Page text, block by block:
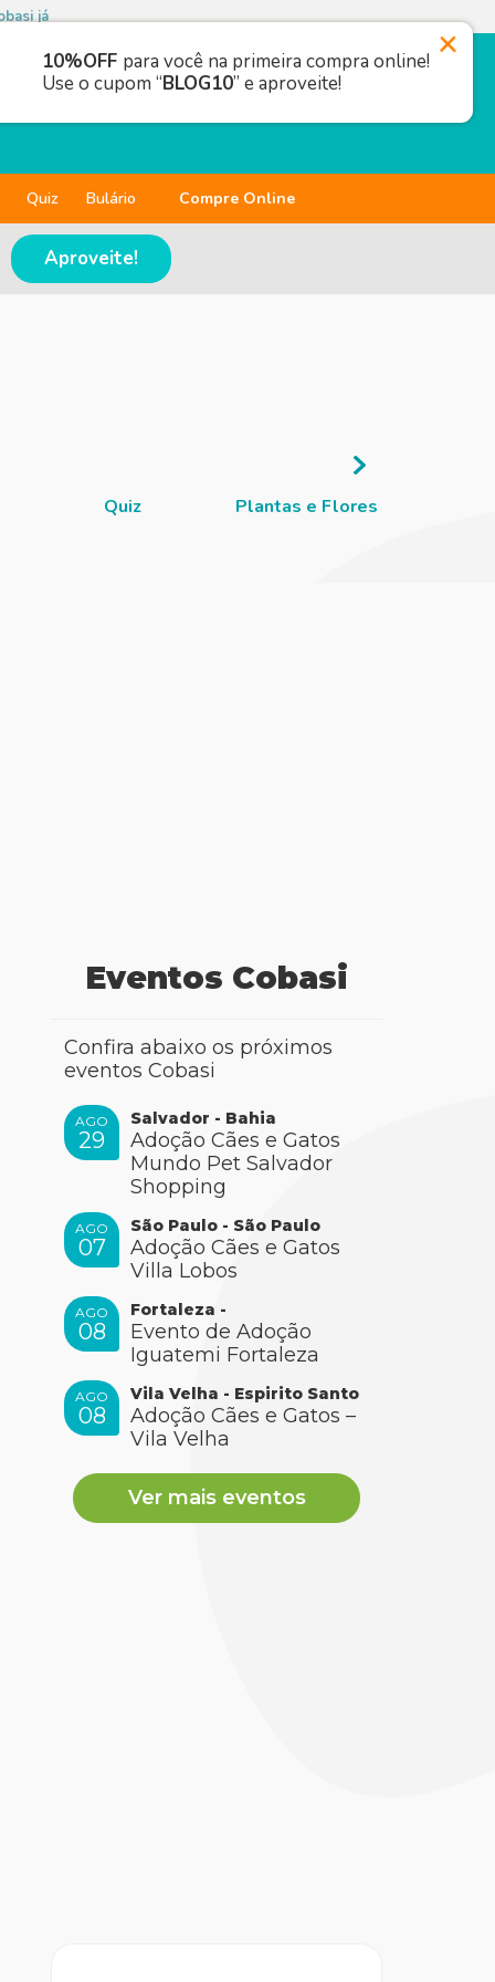
já
Quiz Bulário Compre Online
Aproveite!
Quiz Plantas e Flores
Eventos Cobasi
Confira abaixo os próximos
eventos Cobasi
AGO
29
Salvador - Bahia
Adoção Cães e Gatos
Mundo Pet Salvador
Shopping
AGO
07
São Paulo - São Paulo
Adoção Cães e Gatos
Villa Lobos
AGO
08
Fortaleza -
Evento de Adoção
Iguatemi Fortaleza
AGO
08
Vila Velha - Espirito Santo
Adoção Cães e Gatos –
Vila Velha
Ver mais eventos
10%OFF para você na primeira compra online!
Use o cupom “BLOG10” e aproveite!